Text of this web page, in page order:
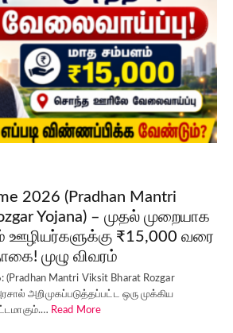
2026 (Pradhan Mantri
Yojana) – முதல் முறையாக
ஊழியர்களுக்கு ₹15,000 வரை
முழு விவரம்
(Pradhan Mantri Viksit Bharat Rozgar
அறிமுகப்படுத்தப்பட்ட ஒரு முக்கிய
Read More